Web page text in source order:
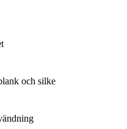
och silke